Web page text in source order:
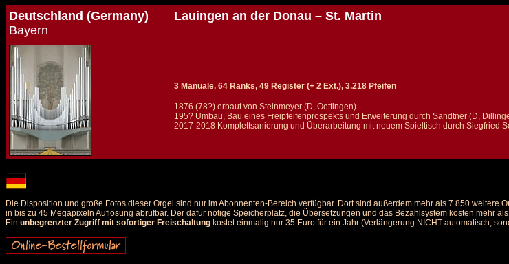
Deutschland (Germany)
Bayern
Lauingen an der Donau – St. Martin
3 Manuale, 64 Ranks, 49 Register (+ 2 Ext.), 3.218 Pfeifen
1876 (78?) erbaut von Steinmeyer (D, Oettingen)
195? Umbau, Bau eines Freipfeifenprospekts und Erweiterung durch Sandtner (D,
2017-2018 Komplettsanierung und Überarbeitung mit neuem Spieltisch durch Siegfried
Die Disposition und große Fotos dieser Orgel sind nur im Abonnenten-Bereich verfügbar. Dort sind außerdem mehr als 7.850
in bis zu 45 Megapixeln Auflösung abrufbar. Der dafür nötige Speicherplatz, die Übersetzungen und das Bezahlsystem kosten mehr
Ein unbegrenzter Zugriff mit sofortiger Freischaltung kostet einmalig nur 35 Euro für ein Jahr (Verlängerung NICHT automatisch,